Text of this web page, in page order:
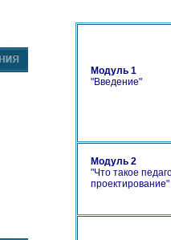
Модуль 1
"Введение"
Модуль 2
"Что такое
проектирование"